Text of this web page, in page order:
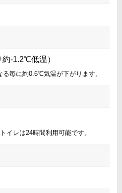
-1.2℃低温）
毎に約0.6℃気温が下がります。
イレは24時間利用可能です。